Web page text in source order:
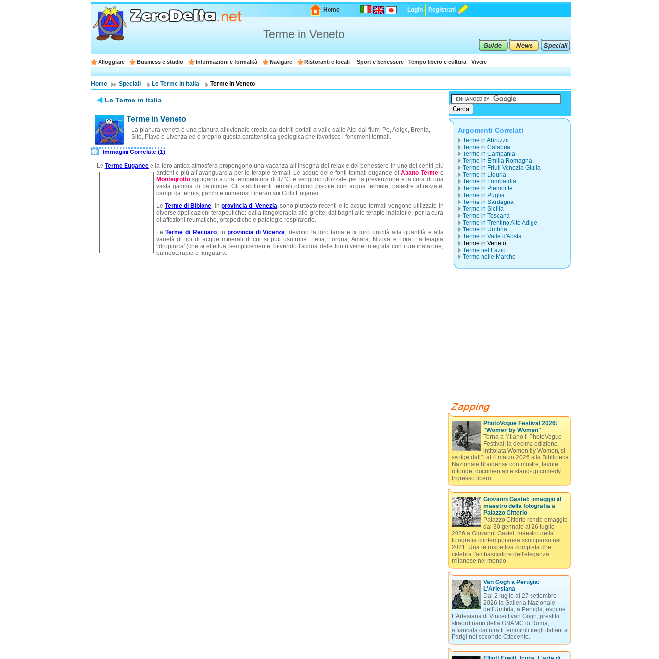
Home Login Registrati
Terme in Veneto
Alloggiare Business e studio Informazioni e formalità Navigare Ristoranti e locali Sport e benessere Tempo libero e cultura Vivere
Home Speciali Le Terme in Italia Terme in Veneto
Le Terme in Italia
Terme in Veneto
La pianura veneta è una pianura alluvionale creata dai detriti portati a valle dalle Alpi dai fiumi Po, Adige, Brenta,
Sile, Piave e Livenza ed è proprio questa caratteristica geologica che favorisce i fenomeni termali.
Immagini Correlate (1)
Le Terme Euganee e la loro antica atmosfera propongono una vacanza all’insegna del relax e del benessere in uno dei centri più
antichi e più all’avanguardia perle terapie termali. Le acque delle fonti termali euganee diAbano Termee
Montegrottosgorgano a una temperatura di 87°C e vengono utilizzate per la prevenzione e la cura di una
vasta gamma di patologie. Gli stabilimenti termali offrono piscine con acqua termale, palestre attrezzate,
campi da tennis, parchi e numerosi itinerari sui Colli Euganei.
Le Terme di Bibione, in provincia di Venezia, sono piuttosto recenti e le acque termali vengono utilizzate in
diverse applicazioni terapeutiche: dalla fangoterapia alle grotte, dai bagni alle terapie inalatorie, per la cura
di affezioni reumatiche, ortopediche e patologie respiratorie.
LeTerme di Recoaro, in provincia di Vicenza, devono la loro fama e la loro unicità alla quantità e alla
varietà di tipi di acque minerali di cui si può usufruire: Lelia, Lorgna, Amara, Nuova e Lora. La terapia
'idropinica' (che si effettua, semplicemente, bevendo l'acqua delle fonti) viene integrata con cure inalatorie,
balneoterapia e fangatura.
Argomenti Correlati
Terme in Abruzzo
Terme in Calabria
Terme in Campania
Terme in Emilia Romagna
Terme in Friuli Venezia Giulia
Terme in Liguria
Terme in Lombardia
Terme in Piemonte
Terme in Puglia
Terme in Sardegna
Terme in Sicilia
Terme in Toscana
Terme in Trentino Alto Adige
Terme in Umbria
Terme in Valle d'Aosta
Terme in Veneto
Terme nel Lazio
Terme nelle Marche
PhotoVogue Festival 2026:
"Women by Women"
Torna a Milano il PhotoVogue
Festival: la decima edizione,
intitolata Women by Women, si
svolge dall'1 al 4 marzo 2026 alla Biblioteca
Nazionale Braidense con mostre, tavole
rotonde, documentari e stand-up comedy.
Ingresso libero.
Giovanni Gastel: omaggio al
maestro della fotografia a
Palazzo Citterio
Palazzo Citterio rende omaggio
dal 30 gennaio al 26 luglio
2026 a Giovanni Gastel, maestro della
fotografia contemporanea scomparso nel
2021. Una retrospettiva completa che
celebra l'ambasciatore dell'eleganza
milanese nel mondo.
Van Gogh a Perugia:
L'Arlesiana
Dal 2 luglio al 27 settembre
2026 la Galleria Nazionale
dell'Umbria, a Perugia, espone
L'Arlesiana di Vincent van Gogh, prestito
straordinario della GNAMC di Roma,
affiancata dai ritratti femminili degli italiani a
Parigi nel secondo Ottocento.